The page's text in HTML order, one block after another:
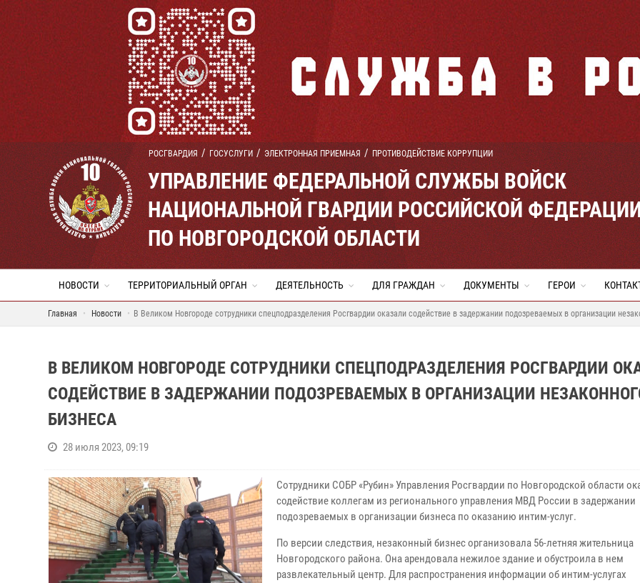
РОСГВАРДИЯ ГОСУСЛУГИ ЭЛЕКТРОННАЯ ПРИЕМНАЯ ПРОТИВОДЕЙСТВИЕ КОРРУПЦИИ
УПРАВЛЕНИЕ ФЕДЕРАЛЬНОЙ СЛУЖБЫ ВОЙСК
НАЦИОНАЛЬНОЙ ГВАРДИИ РОССИЙСКОЙ
ПО НОВГОРОДСКОЙ ОБЛАСТИ
НОВОСТИ ТЕРРИТОРИАЛЬНЫЙ ОРГАН ДЕЯТЕЛЬНОСТЬ ДЛЯ ГРАЖДАН ДОКУМЕНТЫ ГЕРОИ
Главная Новости В Великом Новгороде сотрудники спецподразделения Росгвардии оказали содействие в задержании подозреваемых в организации
В ВЕЛИКОМ НОВГОРОДЕ СОТРУДНИКИ СПЕЦПОДРАЗДЕЛЕНИЯ РОСГВАРДИИ
СОДЕЙСТВИЕ В ЗАДЕРЖАНИИ ПОДОЗРЕВАЕМЫХ В ОРГАНИЗАЦИИ
БИЗНЕСА
28 июля 2023, 09:19
Сотрудники СОБР «Рубин» Управления Росгвардии по Новгородской области
содействие коллегам из регионального управления МВД России в задержании
подозреваемых в организации бизнеса по оказанию интим-услуг.
По версии следствия, незаконный бизнес организовала 56-летняя жительница
Новгородского района. Она арендовала нежилое здание и обустроила в нем
развлекательный центр. Для распространения информации об интим-услугах